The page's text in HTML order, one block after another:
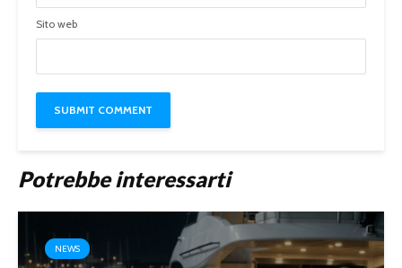
Sito web
Potrebbe interessarti
NEWS